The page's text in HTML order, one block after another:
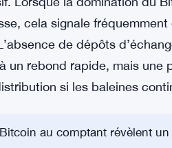
de portefeuilles